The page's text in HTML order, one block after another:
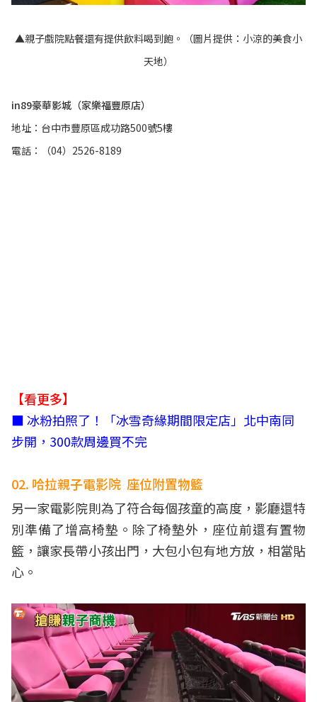
▲親子戲院點餐還有提供飲料喝到飽。（圖片提供：小涼的美食小
天地）
in89豪華影城（家樂福豐原店）
地址：台中市豐原區成功路500號5樓
電話：（04）2526-8189
【看更多】
■ 冰粉拍照了！「冰雪奇緣期間限定店」北中南同
步開，300款周邊買不完
02. 哈拉親子電影院 座位附置物籃
另一家電影院則為了符合每個孩童的高度，影廳還特
別準備了增高椅墊。除了椅墊外，座位前還有置物
籃，讓家長帶小孩出門，大包小包有地方放，相當貼
心。